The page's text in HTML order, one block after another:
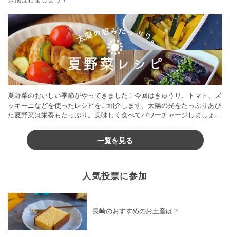
夏野菜のおいしい季節がやってきました！今回はきゅうり、トマト、ズ
ッキーニなどを使ったレシピをご紹介します。太陽の光をたっぷりあび
た夏野菜は栄養もたっぷり。美味しく食べてパワーチャージしましょう
一覧を見る
人気投票に参加
長崎のおすすめのお土産は？